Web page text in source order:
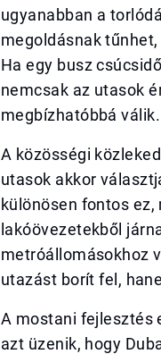
ugyanabban a
megoldásnak
Ha egy busz
nemcsak az utasok
megbízhatóbbá válik.
A közösségi
utasok akkor
különösen fontos
lakóövezetekből
metróállomásokhoz
utazást borít fel,
A mostani fejlesztés
azt üzenik, hogy